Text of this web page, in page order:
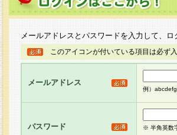
メールアドレスとパスワードを入力して、ロ
このアイコンが付いている項目は必ず
メールアドレス
例）
パスワード ※ 半角英数